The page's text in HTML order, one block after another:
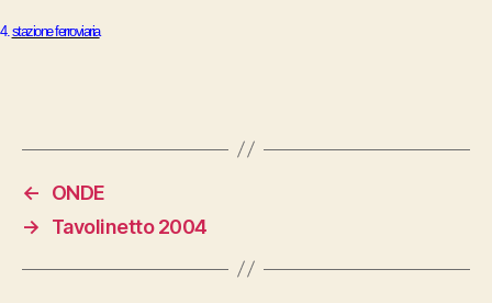
4. stazione ferroviaria
←
ONDE
→
Tavolinetto 2004